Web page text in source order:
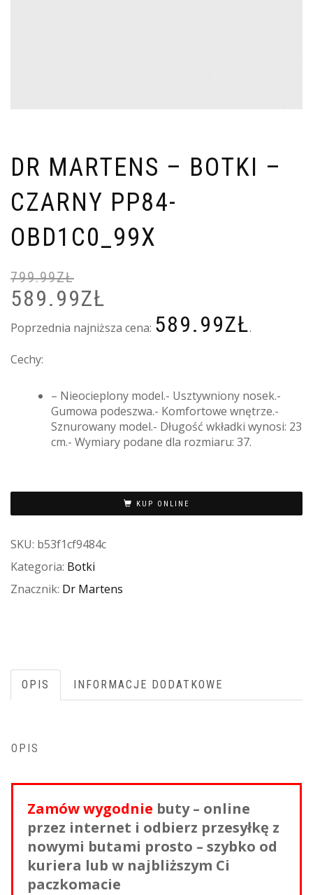
DR MARTENS – BOTKI –
CZARNY PP84-
OBD1C0_99X
799.99ZŁ
PIERWOTNA
CENA
799.99ZŁ.
589.99ZŁ
Poprzednia najniższa cena: 589.99ZŁ.
Cechy:
– Nieocieplony model.- Usztywniony nosek.-
Gumowa podeszwa.- Komfortowe wnętrze.-
Sznurowany model.- Długość wkładki wynosi: 23
cm.- Wymiary podane dla rozmiaru: 37.
KUP ONLINE
SKU: b53f1cf9484c
Kategoria: Botki
Znacznik: Dr Martens
OPIS INFORMACJE DODATKOWE
OPIS
Zamów wygodnie buty – online
przez internet i odbierz przesyłkę z
nowymi butami prosto – szybko od
kuriera lub w najbliższym Ci
paczkomacie